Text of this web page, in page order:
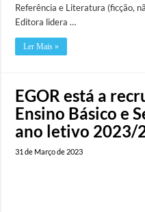
Referência e Literatura (ficção,
Editora lidera …
Ler Mais »
EGOR está a
Ensino Básico e
ano letivo 2023/
31 de Março de 2023